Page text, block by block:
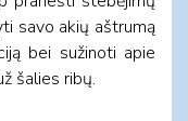
savo akių aštrumą
bei sužinoti apie
šalies ribų.